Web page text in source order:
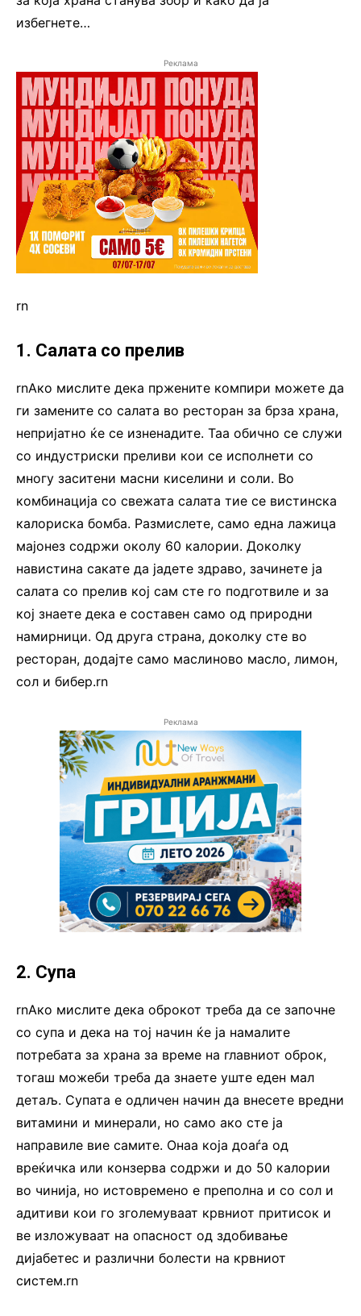
избегнете…
Реклама
rn
1. Салата со прелив
rnАко мислите дека пржените компири можете да
ги замените со салата во ресторан за брза храна,
непријатно ќе се изненадите. Таа обично се служи
со индустриски преливи кои се исполнети со
многу заситени масни киселини и соли. Во
комбинација со свежата салата тие се вистинска
калориска бомба. Размислете, само една лажица
мајонез содржи околу 60 калории. Доколку
навистина сакате да јадете здраво, зачинете ја
салата со прелив кој сам сте го подготвиле и за
кој знаете дека е составен само од природни
намирници. Од друга страна, доколку сте во
ресторан, додајте само маслиново масло, лимон,
сол и бибер.rn
Реклама
2. Супа
rnАко мислите дека оброкот треба да се започне
со супа и дека на тој начин ќе ја намалите
потребата за храна за време на главниот оброк,
тогаш можеби треба да знаете уште еден мал
детаљ. Супата е одличен начин да внесете вредни
витамини и минерали, но само ако сте ја
направиле вие самите. Онаа која доаѓа од
вреќичка или конзерва содржи и до 50 калории
во чинија, но истовремено е преполна и со сол и
адитиви кои го зголемуваат крвниот притисок и
ве изложуваат на опасност од здобивање
дијабетес и различни болести на крвниот
систем.rn